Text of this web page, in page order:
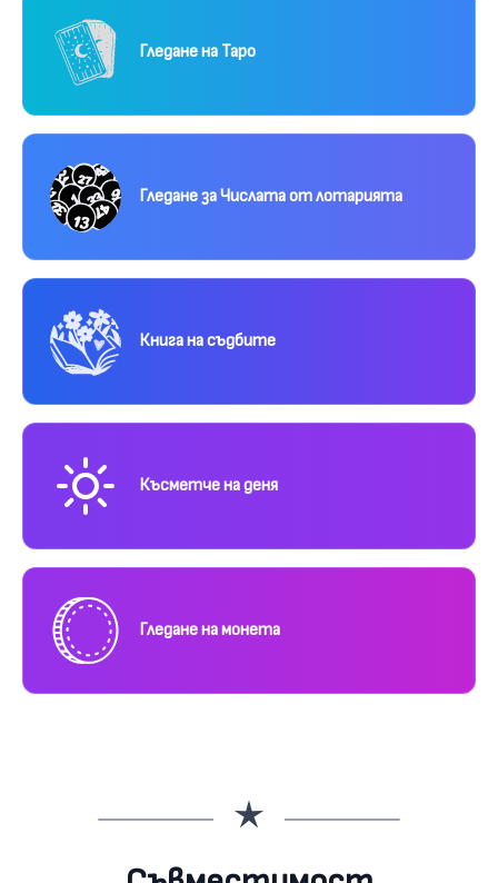
Гледане на Таро
Гледане за Числата от лотарията
Книга на съдбите
Късметче на деня
Гледане на монета